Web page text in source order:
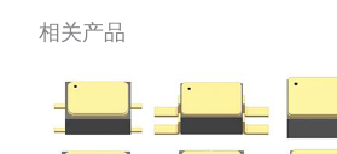
相关产品